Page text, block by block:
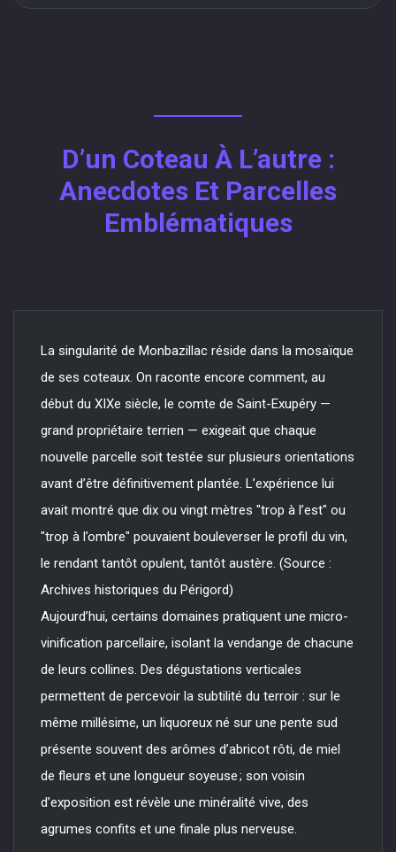
D’un Coteau À L’autre :
Anecdotes Et Parcelles
Emblématiques
La singularité de Monbazillac réside dans la mosaïque
de ses coteaux. On raconte encore comment, au
début du XIXe siècle, le comte de Saint-Exupéry —
grand propriétaire terrien — exigeait que chaque
nouvelle parcelle soit testée sur plusieurs orientations
avant d’être définitivement plantée. L’expérience lui
avait montré que dix ou vingt mètres "trop à l’est" ou
"trop à l’ombre" pouvaient bouleverser le profil du vin,
le rendant tantôt opulent, tantôt austère. (Source :
Archives historiques du Périgord)
Aujourd’hui, certains domaines pratiquent une micro-
vinification parcellaire, isolant la vendange de chacune
de leurs collines. Des dégustations verticales
permettent de percevoir la subtilité du terroir : sur le
même millésime, un liquoreux né sur une pente sud
présente souvent des arômes d’abricot rôti, de miel
de fleurs et une longueur soyeuse ; son voisin
d’exposition est révèle une minéralité vive, des
agrumes confits et une finale plus nerveuse.